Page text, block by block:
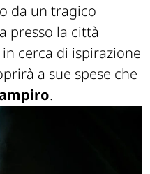
da un tragico
presso la città
cerca di ispirazione
a sue spese che
.